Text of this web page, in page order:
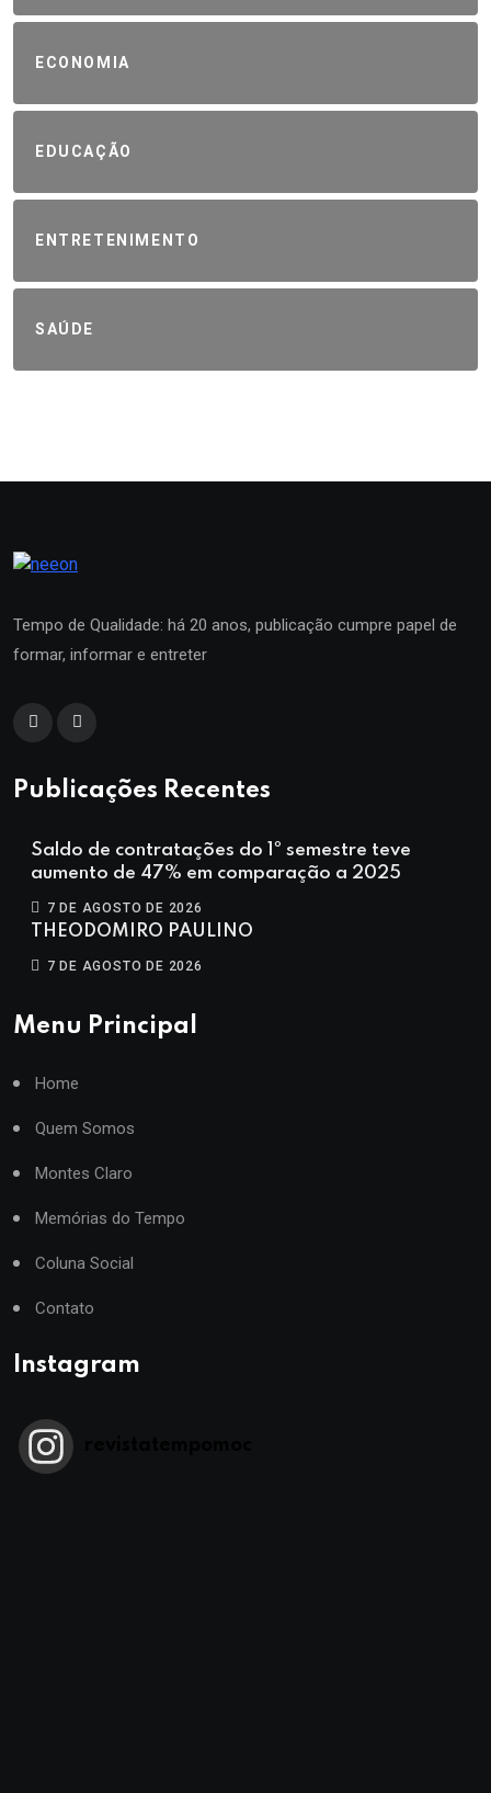
ECONOMIA
EDUCAÇÃO
ENTRETENIMENTO
SAÚDE
Tempo de Qualidade: há 20 anos, publicação cumpre papel de
formar, informar e entreter
Publicações Recentes
Saldo de contratações do 1º semestre teve
aumento de 47% em comparação a 2025
7 DE AGOSTO DE 2026
THEODOMIRO PAULINO
7 DE AGOSTO DE 2026
Menu Principal
Home
Quem Somos
Montes Claro
Memórias do Tempo
Coluna Social
Contato
Instagram